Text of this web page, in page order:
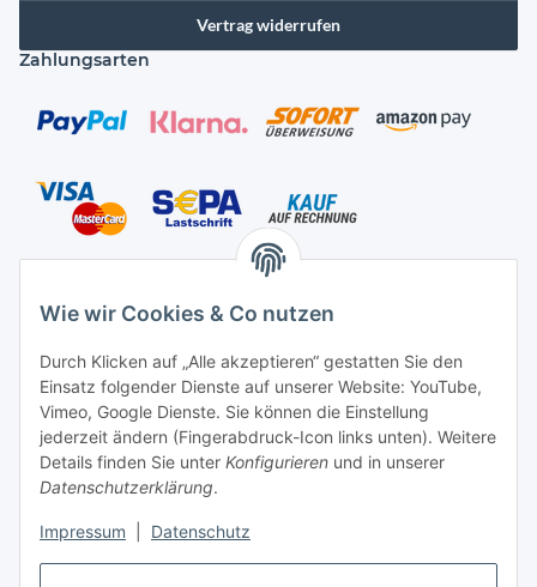
Wie wir Cookies & Co nutzen
Durch Klicken auf „Alle akzeptieren“ gestatten Sie den
Einsatz folgender Dienste auf unserer Website: YouTube,
Vimeo, Google Dienste. Sie können die Einstellung
jederzeit ändern (Fingerabdruck-Icon links unten). Weitere
Details finden Sie unter Konfigurieren und in unserer
Datenschutzerklärung.
Impressum Datenschutz
Vertrag widerrufen
Zahlungsarten
Kontakt
Mayaadi Home
Max-Planck-Str. 34
61184 Karben